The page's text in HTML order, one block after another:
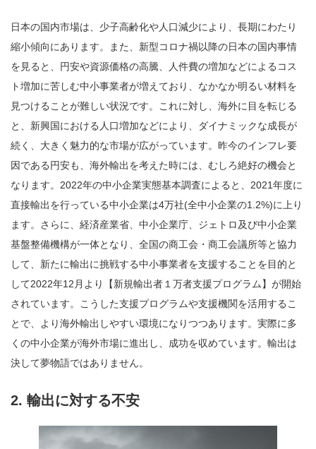
日本の国内市場は、少子高齢化や人口減少により、長期にわたり
縮小傾向にあります。また、新型コロナ禍以降の日本の国内事情
を見ると、円安や資源価格の高騰、人件費の増加などによるコス
ト増加に苦しむ中小事業者が増えており、なかなか明るい材料を
見つけることが難しい状況です。これに対し、海外に目を転じる
と、新興国における人口増加などにより、ダイナミックな成長が
続く、大きく魅力的な市場が広がっています。昨今のインフレ要
因である円安も、海外輸出を考えた時には、むしろ絶好の機会と
なります。2022年の中小企業実態基本調査によると、2021年度に
直接輸出を行っている中小企業は4万社(全中小企業の1.2%)に上り
ます。さらに、経済産業省、中小企業庁、ジェトロ及び中小企業
基盤整備機構が一体となり、全国の商工会・商工会議所等と協力
して、新たに輸出に挑戦する中小事業者を支援することを目的と
して2022年12月より【新規輸出者１万者支援プログラム】が開始
されています。こうした支援プログラムや支援機関を活用するこ
とで、より海外輸出しやすい環境になりつつあります。実際に多
くの中小企業が海外市場に進出し、成功を収めています。輸出は
決して夢物語ではありません。
2. 輸出に対する不安